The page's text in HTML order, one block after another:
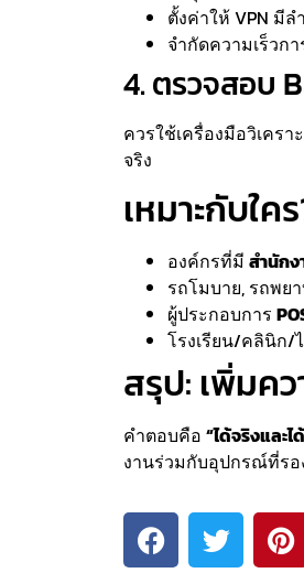
ตั้งค่าให้ VPN มี
จำกัดความเร็วก
4. ตรวจสอบ
ควรใช้เครื่องมือวิเคร
จริง
เหมาะกับใค
องค์กรที่มี สำนักง
รถโมบาย, รถพย
ผู้ประกอบการ
โรงเรียน/คลินิก/
สรุป: เพิ่มคว
คำตอบคือ “ได้จริงและ
งานร่วมกับอุปกรณ์ที่รอ